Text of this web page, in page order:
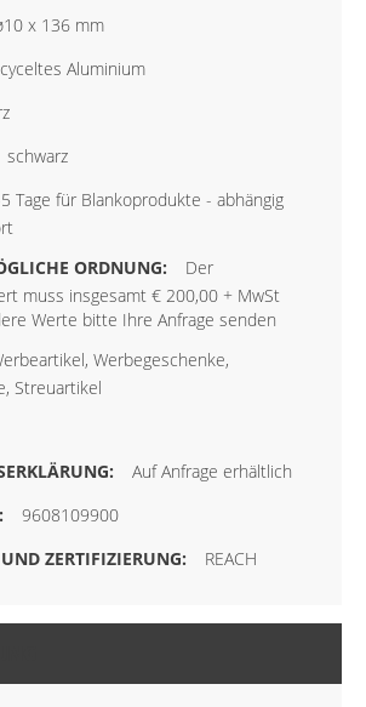
x 136 mm
Aluminium
schwarz
Tage für Blankoprodukte - abhängig
Der
muss insgesamt € 200,00 + MwSt
Werte bitte Ihre Anfrage senden
Werbegeschenke,
Streuartikel
Auf Anfrage erhältlich
9608109900
REACH